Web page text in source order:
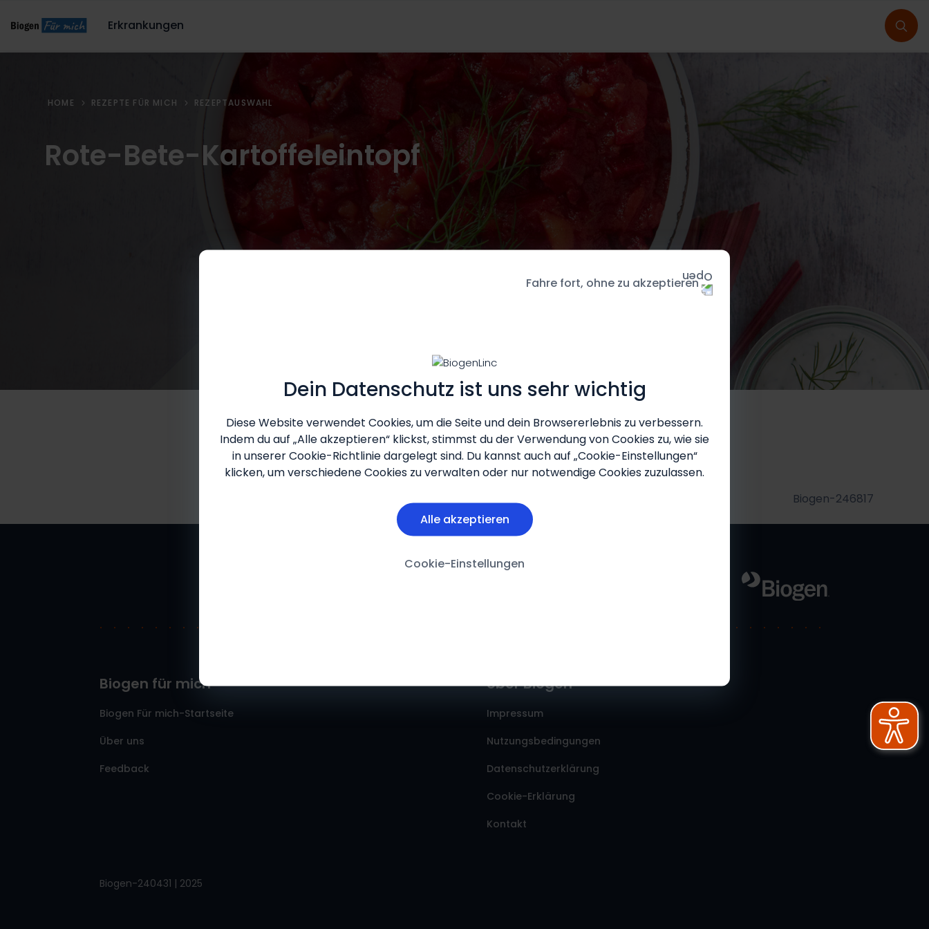
Dein Datenschutz ist uns sehr wichtig
Diese Website verwendet Cookies, um die Seite und dein Browsererlebnis zu verbessern.
Indem du auf „Alle akzeptieren“ klickst, stimmst du der Verwendung von Cookies zu, wie sie
in unserer Cookie-Richtlinie dargelegt sind. Du kannst auch auf „Cookie-Einstellungen“
klicken, um verschiedene Cookies zu verwalten oder nur notwendige Cookies zuzulassen.
Alle akzeptieren
Cookie-Einstellungen
Fahre fort, ohne zu akzeptieren
Erkrankungen
HOME REZEPTE FÜR MICH REZEPTAUSWAHL
Rote-Bete-Kartoffeleintopf
Biogen-246817
Biogen für mich
Biogen Für mich-Startseite
Über uns
Feedback
Über Biogen
Impressum
Nutzungsbedingungen
Datenschutzerklärung
Cookie-Erklärung
Kontakt
Biogen-240431 | 2025